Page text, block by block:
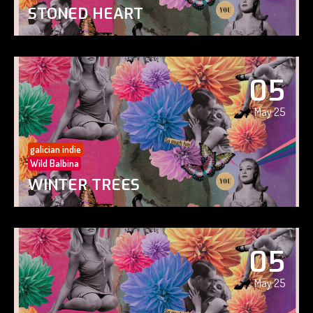
STONED HEART
05
May 25
galician indie
Wild Balbina
WINTER TREES
05
May 25